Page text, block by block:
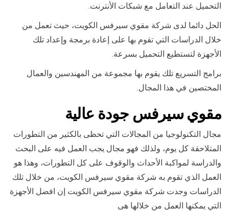
التحميل عند التعامل مع شبكات الأنترنت.
الحل دائما لدى شركة مقوي سيرفس الكويت، حيث تعمل من
خلال الدراسات التي تقوم بها على إعادة برمجة وإعداد تلك
الأجهزة لتستطيع التحميل بسرعة.
برامج التسريع تلك يقوم بها مجموعة من المهندسين والعمال
المختصين في هذا المجال.
مقوي سيرفس جودة عالية
مجال التكنولوجيا من المجالات التي تحظى بالكثير من التطورات
المتلاحقة كل يوم، ولذلك فهو مجال يجب العمل فيه على البحث
والدراسة لمواكبة الأحداث والوقوف على كل التطورات، وهذا هو
العمل الذي تقوم به شركة مقوي سيرفس الكويت، من خلال تلك
الدراسات وجدت شركة مقوي سيرفس الكويت إن افضل الأجهزة
التي يمكنها العمل من خلالها هى